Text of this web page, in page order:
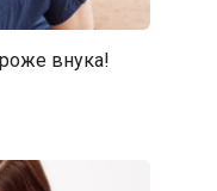
внука!